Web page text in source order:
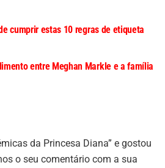
cumprir estas 10 regras de etiqueta
entre Meghan Markle e a família
da Princesa Diana” e gostou
o seu comentário com a sua